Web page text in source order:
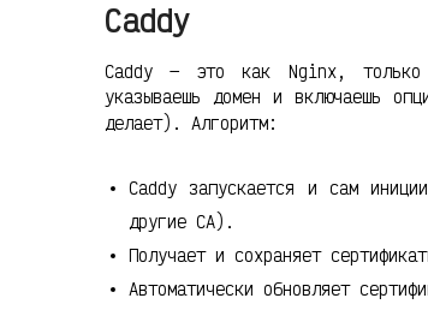
Caddy
Caddy — это как Nginx, только
указываешь домен и включаешь
делает). Алгоритм:
Caddy запускается и сам
другие CA).
Получает и сохраняет
Автоматически обновляет